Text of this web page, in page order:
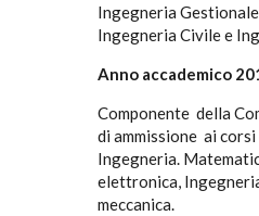
Ingegneria
Ingegneria Civile e
Anno accademico
Componente della
di ammissione ai
Ingegneria.
elettronica,
meccanica.